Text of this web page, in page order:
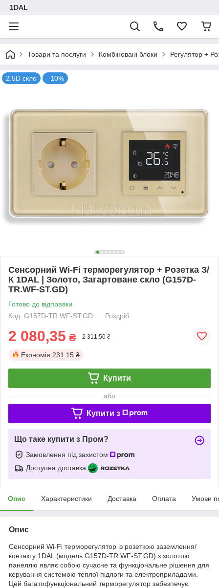
1DAL
Товари та послуги Комбіновані блоки Регулятор +
2.5D скло –10%
Сенсорний Wi-Fi терморегулятор + Розетка З/
К 1DAL | Золото, Загартоване скло (G157D-
TR.WF-ST.GD)
Готово до відправки
Код: G157D-TR.WF-ST.GD
Роздріб
2 080,35 ₴ 2 311,50 ₴
Економія 231.15 ₴
Купити
або
Купити з
Що таке купити з Пром?
Замовлення під захистом
Доступна доставка
Опис Характеристики Доставка Оплата Умови
Опис
Сенсорний Wi-Fi терморегулятор із розеткою заземлення/
контакту 1DAL (модель G157D-TR.WF-ST.GD) з золотою
панеллю являє собою сучасне та функціональне рішення для
керування системою теплої підлоги та електроприладами.
Цей багатофункціональний терморегулятор забезпечує